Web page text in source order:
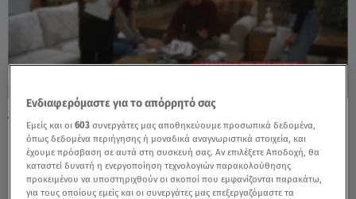
Ταξίδι Στη Νέα Υόρκη: Κινηματογραφικές
Γωνιές Της Πόλης - Video
Ενδιαφερόμαστε για το απόρρητό σας
Εμείς και οι603 συνεργάτες μας αποθηκεύουμε προσωπικά δεδομένα,
όπως δεδομένα περιήγησης ή μοναδικά αναγνωριστικά στοιχεία, και
έχουμε πρόσβαση σε αυτά στη συσκευή σας. Αν επιλέξετε Αποδοχή, θα
καταστεί δυνατή η ενεργοποίηση τεχνολογιών παρακολούθησης
προκειμένου να υποστηριχθούν οι σκοποί που εμφανίζονται παρακάτω,
για τους οποίους εμείς και οι συνεργάτες μας επεξεργαζόμαστε τα